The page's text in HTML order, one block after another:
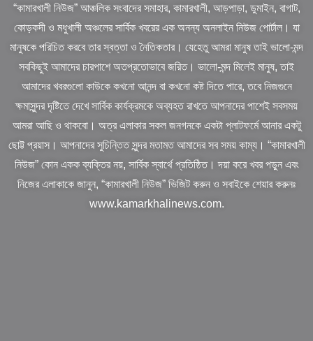
“কামারখালী নিউজ” আঞ্চলিক সংবাদের সমাহার, কামারখালী, আড়পাড়া, ডুমাইন, বাগাট,
কোড়কদী ও মধুখালী অঞ্চলের সার্বিক খবরের এক অনন্য অনলাইন নিউজ পোর্টাল। যা
মানুষকে পরিচিত করবে তার স্বত্তা ও নৈতিকতার। যেহেতু আমরা মানুষ তাই ভালো-মন্দ
সবকিছুই আমাদের চারপাশে অতপ্রতোভাবে জরিত। ভালো-মন্দ মিলেই মানুষ, তাই
আমাদের খবরগুলো কাউকে কখনো আনন্দ বা কখনো কষ্ট দিতে পারে, তবে নিজগুনে
ক্ষমাসুন্দর দৃষ্টিতে দেখে সার্বিক কার্যক্রমকে অব্যহত রাখতে আপনাদের পাশেই সবসময়
আমরা আছি ও থাকবো। অত্র এলাকার সকল জনগনকে একটা প্লাটফর্মে আনার একটু
ছোট্ট প্রয়াস। আপনাদের সুচিন্তিত সুন্দর মতামত আমাদের সব সময় কাম্য। “কামারখালী
নিউজ” কোন একক ব্যক্তির নয়, সার্বিক স্বার্থে প্রতিষ্ঠিত। দয়া করে খবর পড়ুন এবং
নিজের এলাকাকে জানুন, “কামারখালী নিউজ” ভিজিট করুন ও সবাইকে শেয়ার করুনঃ
www.kamarkhalinews.com.